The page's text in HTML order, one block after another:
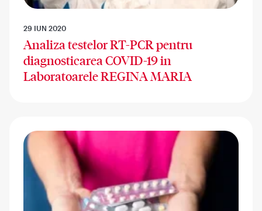
29 IUN 2020
Analiza testelor RT-PCR pentru
diagnosticarea COVID-19 in
Laboratoarele REGINA MARIA